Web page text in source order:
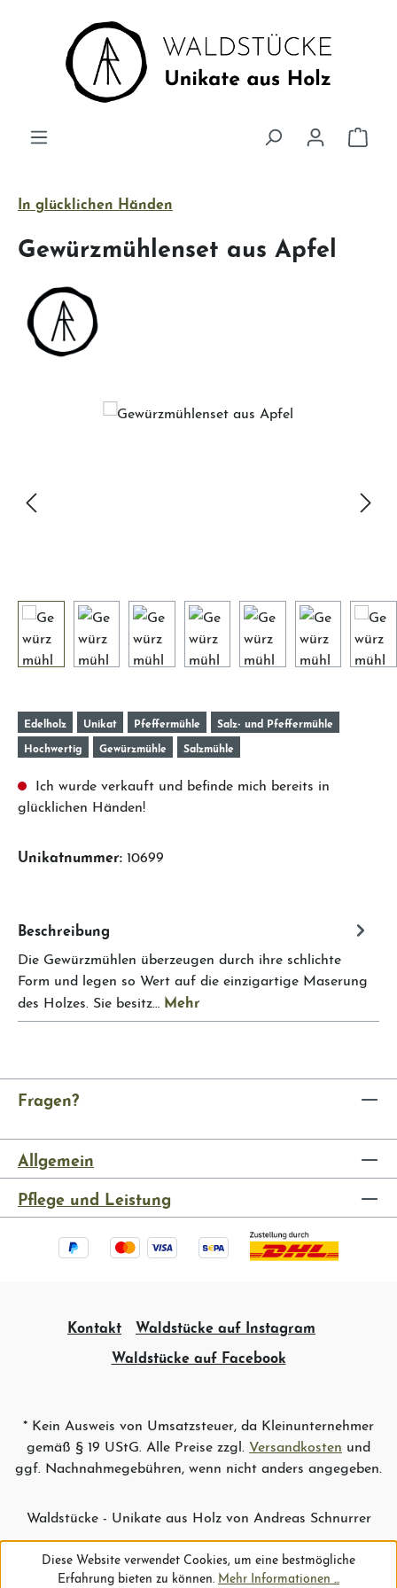
Zum Hauptinhalt springen
In glücklichen Händen
Gewürzmühlenset aus Apfel
Bildergalerie überspringen
Edelholz Unikat Pfeffermühle
Salz- und Pfeffermühle
Hochwertig
Gewürzmühle Salzmühle
Ich wurde verkauft und befinde mich bereits in
glücklichen Händen!
Unikatnummer: 10699
Beschreibung
Die Gewürzmühlen überzeugen durch ihre schlichte
Form und legen so Wert auf die einzigartige Maserung
des Holzes. Sie besitz… Mehr
Fragen?
Allgemein
Pflege und Leistung
Kontakt
Waldstücke auf Instagram
Waldstücke auf Facebook
* Kein Ausweis von Umsatzsteuer, da Kleinunternehmer
gemäß § 19 UStG. Alle Preise zzgl. Versandkosten und
ggf. Nachnahmegebühren, wenn nicht anders angegeben.
Waldstücke - Unikate aus Holz von Andreas Schnurrer
Diese Website verwendet Cookies, um eine bestmögliche
Erfahrung bieten zu können. Mehr Informationen ...